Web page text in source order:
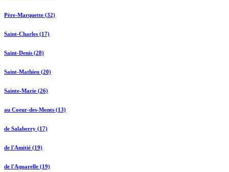
Père-Marquette (32)
Saint-Charles (17)
Saint-Denis (28)
Saint-Mathieu (20)
Sainte-Marie (26)
au Coeur-des-Monts (13)
de Salaberry (17)
de l'Amitié (19)
de l'Aquarelle (19)